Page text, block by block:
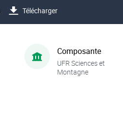
Télécharger
Composante
UFR Sciences et
Montagne